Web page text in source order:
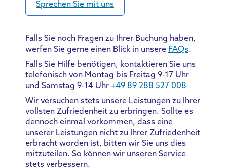
Sprechen Sie mit uns
Falls Sie noch Fragen zu Ihrer Buchung haben,
werfen Sie gerne einen Blick in unsere FAQs.
Falls Sie Hilfe benötigen, kontaktieren Sie uns
telefonisch von Montag bis Freitag 9-17 Uhr
und Samstag 9-14 Uhr +49 89 288 527 008
Wir versuchen stets unsere Leistungen zu Ihrer
vollsten Zufriedenheit zu erbringen. Sollte es
dennoch einmal vorkommen, dass eine
unserer Leistungen nicht zu Ihrer Zufriedenheit
erbracht worden ist, bitten wir Sie uns dies
mitzuteilen. So können wir unseren Service
stets verbessern.